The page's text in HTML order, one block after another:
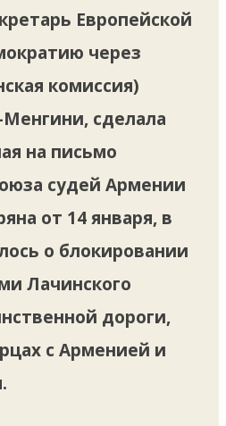
Европейской
через
комиссия)
сделала
на письмо
судей Армении
от 14 января, в
о блокировании
Лачинского
дороги,
с Арменией и